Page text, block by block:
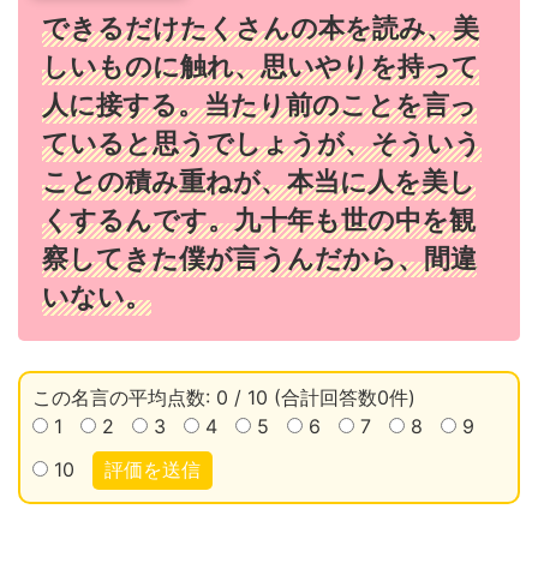
できるだけたくさんの本を読み、美
しいものに触れ、思いやりを持って
人に接する。当たり前のことを言っ
ていると思うでしょうが、そういう
ことの積み重ねが、本当に人を美し
くするんです。九十年も世の中を観
察してきた僕が言うんだから、間違
いない。
この名言の平均点数: 0 / 10 (合計回答数0件)
1
2 3 4 5 6 7 8
9
10
評価を送信